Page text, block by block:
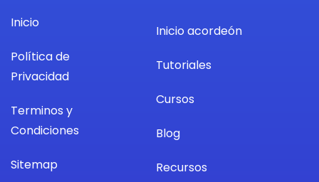
Inicio
Política de
Privacidad
Terminos y
Condiciones
Sitemap
Inicio acordeón
Tutoriales
Cursos
Blog
Recursos